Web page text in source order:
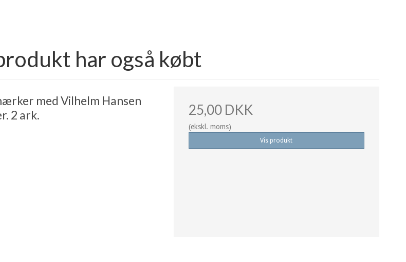
har også købt
med Vilhelm Hansen
2 ark.
25,00 DKK
(ekskl. moms)
Vis produkt